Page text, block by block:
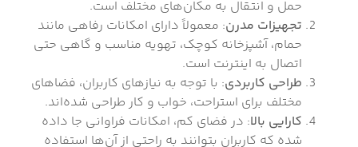
حمل و انتقال به مکان‌های مختلف است.
تجهیزات مدرن: معمولاً دارای امکانات رفاهی مانند
حمام، آشپزخانه کوچک، تهویه مناسب و گاهی حتی
اتصال به اینترنت است.
طراحی کاربردی: با توجه به نیازهای کاربران، فضاهای
مختلف برای استراحت، خواب و کار طراحی شده‌اند.
کارایی بالا: در فضای کم، امکانات فراوانی جا داده
شده که کاربران بتوانند به راحتی از آن‌ها استفاده